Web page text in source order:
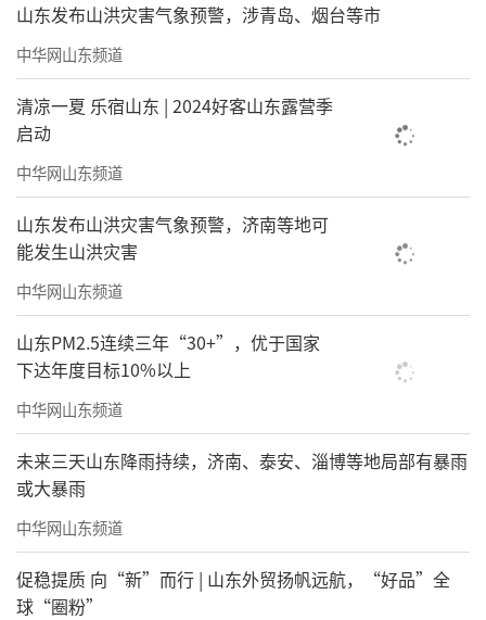
在泉景天沅·秀园社区里，物业的工作人
员在大年初一这一天，“化身”金牛，为孩子
们送去美好的新春祝愿......绿地泉物业人，“舍
小家，为大家”，细心做好每一件事，让业主
感受到“家”的温暖，用专业和匠心筑梦，致
敬美好生活！
山东发布山洪灾害气象预警，涉青岛、烟台等市
中华网山东频道
清凉一夏 乐宿山东 | 2024好客山东露营季
启动
中华网山东频道
山东发布山洪灾害气象预警，济南等地可
能发生山洪灾害
中华网山东频道
山东PM2.5连续三年“30+”，优于国家
下达年度目标10%以上
中华网山东频道
未来三天山东降雨持续，济南、泰安、淄博等地局部有暴雨
或大暴雨
中华网山东频道
促稳提质 向“新”而行 | 山东外贸扬帆远航，“好品”全
球“圈粉”